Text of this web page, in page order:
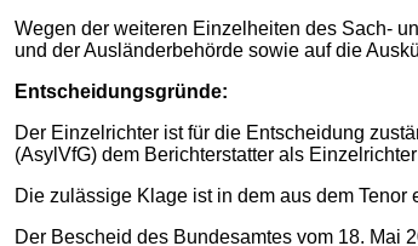
Wegen der weiteren Einzelheiten des Sach-
und der Ausländerbehörde sowie auf die
Entscheidungsgründe:
Der Einzelrichter ist für die Entscheidung
(AsylVfG) dem Berichterstatter als
Die zulässige Klage ist in dem aus dem
Der Bescheid des Bundesamtes vom 18. Mai